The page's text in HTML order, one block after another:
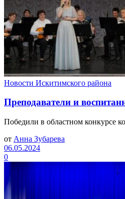
Новости Искитимского района
Преподаватели и
Победили в областном конкурсе
от Анна Зубарева
06.05.2024
0